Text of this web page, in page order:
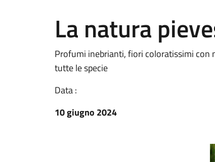
La natura
Profumi inebrianti, fiori coloratissimi con
tutte le specie
Data :
10 giugno 2024